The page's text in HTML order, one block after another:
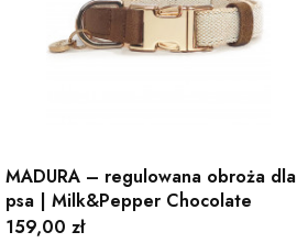
MADURA – regulowana obroża dla
psa | Milk&Pepper Chocolate
Cena
159,00 zł